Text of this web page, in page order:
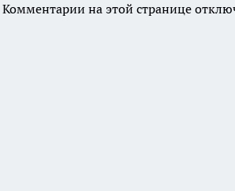
Комментарии на этой странице